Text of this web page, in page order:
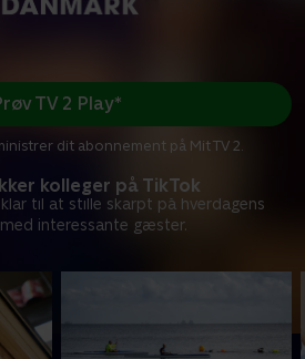
kolleger på TikTok
klar til at stille skarpt på hverdagens
med interessante gæster.
TV 2 Play*
dit abonnement på Mit TV 2.